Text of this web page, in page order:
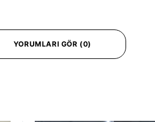
YORUMLARI GÖR (0)